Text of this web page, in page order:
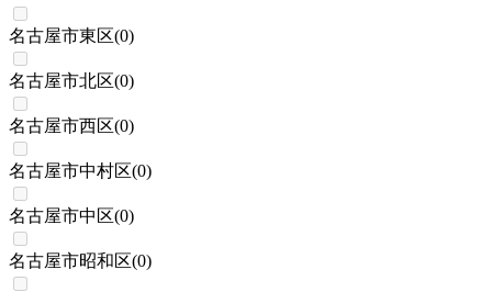
名古屋市東区(0)
名古屋市北区(0)
名古屋市西区(0)
名古屋市中村区(0)
名古屋市中区(0)
名古屋市昭和区(0)